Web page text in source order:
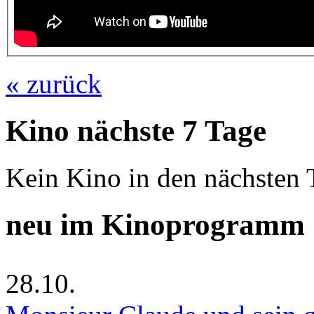
« zurück
Kino nächste 7 Tage
Kein Kino in den nächsten
neu im Kinoprogramm
28.10.